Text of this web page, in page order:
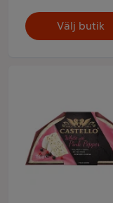
Välj butik